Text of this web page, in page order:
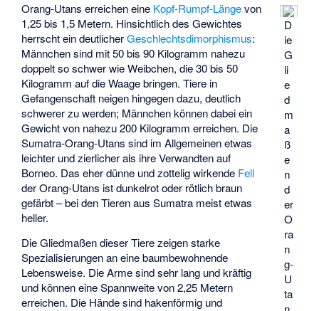
D
ie
G
li
e
d
m
a
ß
e
n
d
er
O
ra
n
g-
U
ta
Orang-Utans erreichen eine Kopf-Rumpf-Längevon
1,25 bis 1,5 Metern. Hinsichtlich des Gewichtes
herrscht ein deutlicherGeschlechtsdimorphismus:
Männchen sind mit 50 bis 90 Kilogramm nahezu
doppelt so schwer wie Weibchen, die 30 bis 50
Kilogramm auf die Waage bringen. Tiere in
Gefangenschaft neigen hingegen dazu, deutlich
schwerer zu werden; Männchen können dabei ein
Gewicht von nahezu 200 Kilogramm erreichen. Die
Sumatra-Orang-Utans sind im Allgemeinen etwas
leichter und zierlicher als ihre Verwandten auf
Borneo. Das eher dünne und zottelig wirkende Fell
der Orang-Utans ist dunkelrot oder rötlich braun
gefärbt – bei den Tieren aus Sumatra meist etwas
heller.
Die Gliedmaßen dieser Tiere zeigen starke
Spezialisierungen an eine baumbewohnende
Lebensweise. Die Arme sind sehr lang und kräftig
und können eine Spannweite von 2,25 Metern
erreichen. Die Hände sind hakenförmig und